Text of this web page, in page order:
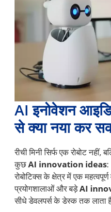
AI इनोवेशन
से क्या नया कर
रीची मिनी सिर्फ एक रोबोट नहीं,
कुछAI innovation ideas:
रोबोटिक्स के क्षेत्र में एक
प्रयोगशालाओं और बड़ेAI
सीधे डेवलपर्स के डेस्क तक लाता